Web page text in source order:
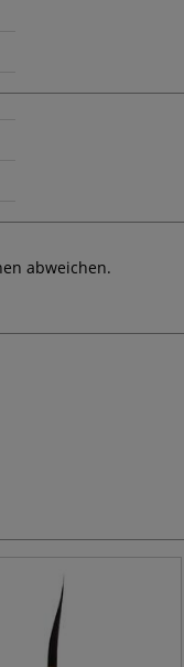
abweichen.